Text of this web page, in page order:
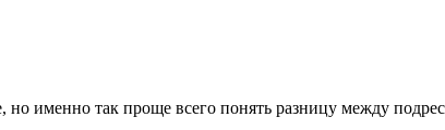
но именно так проще всего понять разницу между